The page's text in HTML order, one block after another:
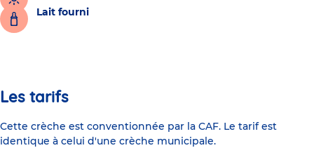
Lait fourni
Les tarifs
Cette crèche est conventionnée par la CAF. Le tarif est
identique à celui d'une crèche municipale.